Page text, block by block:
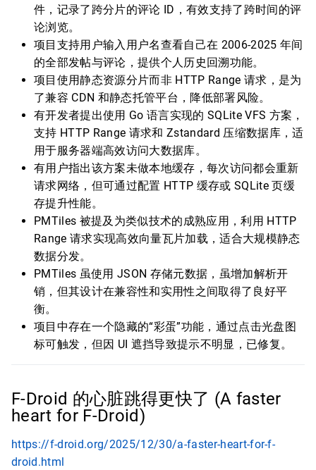
件，记录了跨分片的评论 ID，有效支持了跨时间的评
论浏览。
项目支持用户输入用户名查看自己在 2006-2025 年间
的全部发帖与评论，提供个人历史回溯功能。
项目使用静态资源分片而非 HTTP Range 请求，是为
了兼容 CDN 和静态托管平台，降低部署风险。
有开发者提出使用 Go 语言实现的 SQLite VFS 方案，
支持 HTTP Range 请求和 Zstandard 压缩数据库，适
用于服务器端高效访问大数据库。
有用户指出该方案未做本地缓存，每次访问都会重新
请求网络，但可通过配置 HTTP 缓存或 SQLite 页缓
存提升性能。
PMTiles 被提及为类似技术的成熟应用，利用 HTTP
Range 请求实现高效向量瓦片加载，适合大规模静态
数据分发。
PMTiles 虽使用 JSON 存储元数据，虽增加解析开
销，但其设计在兼容性和实用性之间取得了良好平
衡。
项目中存在一个隐藏的“彩蛋”功能，通过点击光盘图
标可触发，但因 UI 遮挡导致提示不明显，已修复。
F-Droid 的心脏跳得更快了 (A faster
heart for F-Droid)
https://f-droid.org/2025/12/30/a-faster-heart-for-f-
droid.html